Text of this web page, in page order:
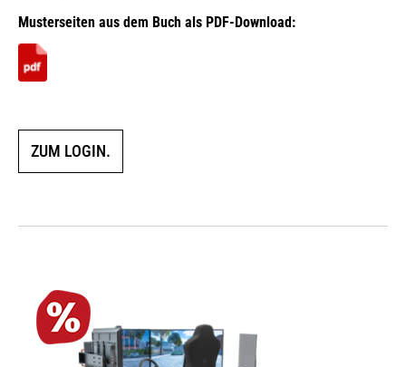
Musterseiten aus dem Buch als PDF-Download:
ZUM LOGIN.